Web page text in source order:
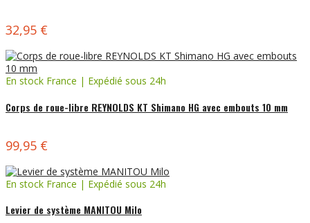
32,95 €
En stock France | Expédié sous 24h
Corps de roue-libre REYNOLDS KT Shimano HG avec embouts 10 mm
99,95 €
En stock France | Expédié sous 24h
Levier de système MANITOU Milo